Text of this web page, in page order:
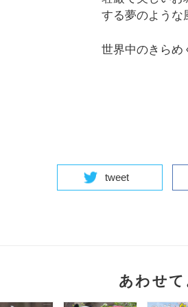
する夢のような
世界中のきらめ
tweet
あわせ